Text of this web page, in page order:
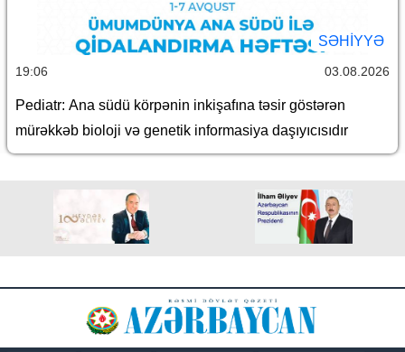
SƏHIYYƏ
19:06 03.08.2026
Pediatr: Ana südü körpənin inkişafına təsir göstərən
mürəkkəb bioloji və genetik informasiya daşıyıcısıdır